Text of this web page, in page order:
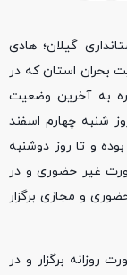
گیلان؛ هادی
بحران استان که در
به آخرین وضعیت
شنبه چهارم اسفند
بوده و تا روز دوشنبه
غیر حضوری و در
و مجازی برگزار
روزانه برگزار و در